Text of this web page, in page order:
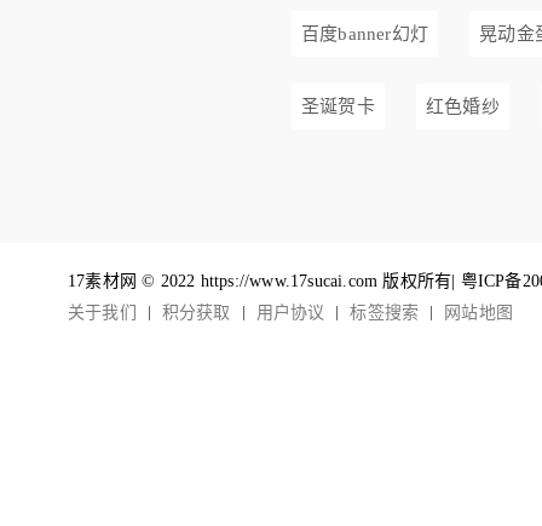
百度banner幻灯 晃动金
圣诞贺卡 红色婚纱
17素材网 © 2022 https://www.17sucai.com 版权所有| 粤ICP备
关于我们
积分获取 用户协议 标签搜索 网站地图